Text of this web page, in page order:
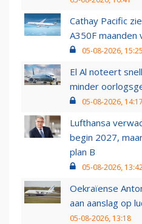
Cathay Pacific
A350F
05-08-2026, 15:25
El Al noteert
minder
05-08-2026, 14:17
Lufthansa
begin 2027,
plan B
05-08-2026,
Oekraïense
aan aanslag op
05-08-2026, 13:18